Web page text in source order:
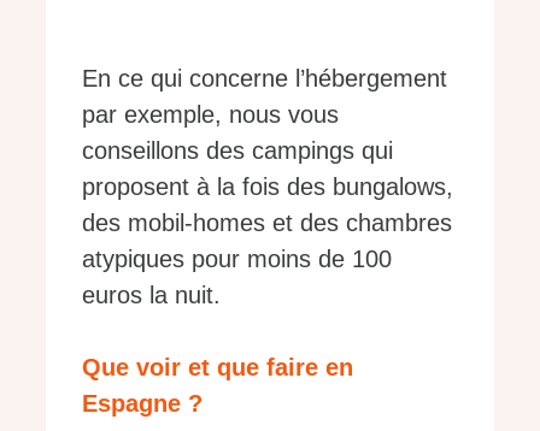
En ce qui concerne l’hébergement
par exemple, nous vous
conseillons des campings qui
proposent à la fois des bungalows,
des mobil-homes et des chambres
atypiques pour moins de 100
euros la nuit.
Que voir et que faire en
Espagne ?